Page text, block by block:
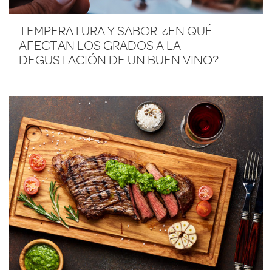
TEMPERATURA Y SABOR. ¿EN QUÉ
AFECTAN LOS GRADOS A LA
DEGUSTACIÓN DE UN BUEN VINO?